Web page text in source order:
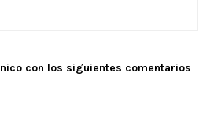
con los siguientes comentarios